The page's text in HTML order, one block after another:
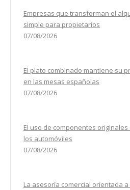
Empresas que transforman el
simple para propietarios
07/08/2026
El plato combinado mantiene su
en las mesas españolas
07/08/2026
El uso de componentes
los automóviles
07/08/2026
La asesoría comercial orientada